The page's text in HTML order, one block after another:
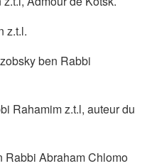
z.t.l.
ben Rabbi
Rahamim z.t.l, auteur du
Rabbi Abraham Chlomo